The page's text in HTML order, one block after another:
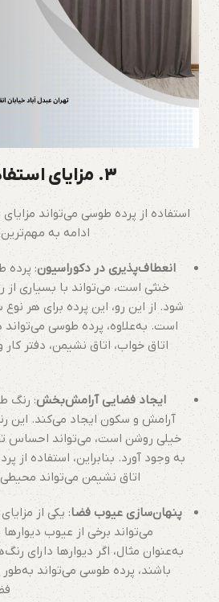
3. مزایای
استفاده از پرده طوسی می‌تواند
ادامه به
انعطاف‌پذیری در دکوراسیون: پرده
خنثی است، می‌تواند با بسیاری
شود. از این رو، این پرده برای هر
است. به‌علاوه، پرده طوسی
اتاق خواب، اتاق نشیمن، دفتر
ایجاد فضایی آرامش‌بخش: رنگ
آرامش و سکون ایجاد می‌کند. این
خیلی روشن است، می‌تواند احساس
به وجود آورد. بنابراین، استفاده از
اتاق نشیمن می‌تواند محیطی
پنهان‌سازی عیوب فضا: یکی از
می‌تواند برخی از عیوب دیوارها
به‌عنوان مثال، اگر دیوارها دارای
باشند، پرده طوسی می‌تواند به‌طور